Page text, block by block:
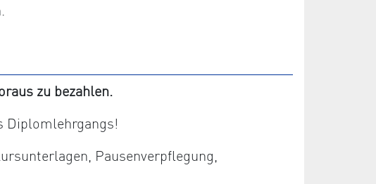
zu bezahlen.
Diplomlehrgangs!
Pausenverpflegung,